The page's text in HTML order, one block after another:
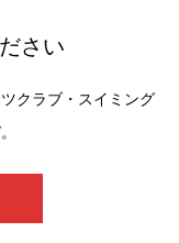
さい
クラブ・スイミング